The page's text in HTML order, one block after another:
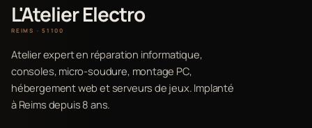
L'Atelier Electro
REIMS · 51100
Atelier expert en réparation informatique,
consoles, micro-soudure, montage PC,
hébergement web et serveurs de jeux. Implanté
à Reims depuis 8 ans.